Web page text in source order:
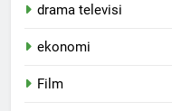
drama televisi
ekonomi
Film